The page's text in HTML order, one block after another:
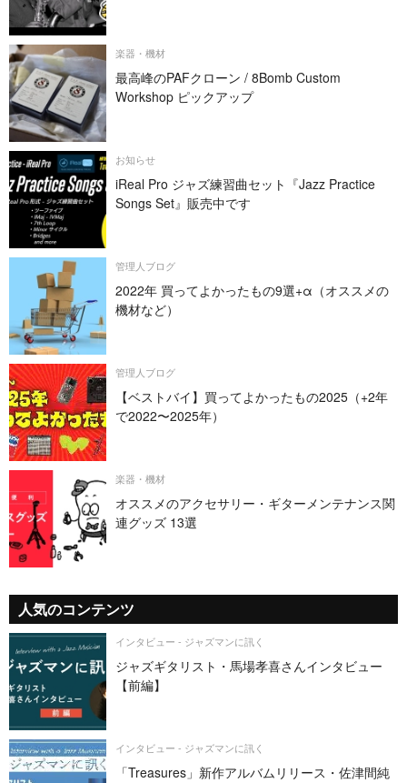
楽器・機材
最高峰のPAFクローン / 8Bomb Custom
Workshop ピックアップ
お知らせ
iReal Pro ジャズ練習曲セット『Jazz Practice
Songs Set』販売中です
管理人ブログ
2022年 買ってよかったもの9選+α（オススメの
機材など）
管理人ブログ
【ベストバイ】買ってよかったもの2025（+2年
で2022〜2025年）
楽器・機材
オススメのアクセサリー・ギターメンテナンス関
連グッズ 13選
人気のコンテンツ
インタビュー - ジャズマンに訊く
ジャズギタリスト・馬場孝喜さんインタビュー
【前編】
インタビュー - ジャズマンに訊く
「Treasures」新作アルバムリリース・佐津間純